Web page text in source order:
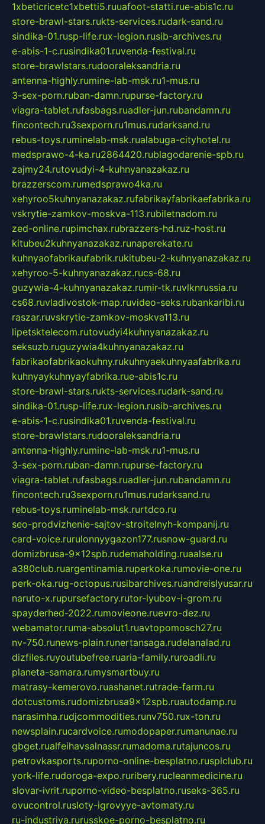
1xbeticricetc1xbetti5.ruuafoot-statti.rue-abis1c.ru
store-brawl-stars.rukts-services.rudark-sand.ru
sindika-01.rusp-life.rux-legion.rusib-archives.ru
e-abis-1-c.rusindika01.ruvenda-festival.ru
store-brawlstars.rudooraleksandria.ru
antenna-highly.rumine-lab-msk.ru1-mus.ru
3-sex-porn.ruban-damn.rupurse-factory.ru
viagra-tablet.rufasbags.ruadler-jun.rubandamn.ru
fincontech.ru3sexporn.ru1mus.rudarksand.ru
rebus-toys.ruminelab-msk.rualabuga-cityhotel.ru
medsprawo-4-ka.ru2864420.rublagodarenie-spb.ru
zajmy24.rutovudyi-4-kuhnyanazakaz.ru
brazzerscom.rumedsprawo4ka.ru
xehyroo5kuhnyanazakaz.rufabrikayfabrikaefabrika.ru
vskrytie-zamkov-moskva-113.rubiletnadom.ru
zed-online.rupimchax.rubrazzers-hd.ruz-host.ru
kitubeu2kuhnyanazakaz.runaperekate.ru
kuhnyaofabrikaufabrik.rukitubeu-2-kuhnyanazakaz.ru
xehyroo-5-kuhnyanazakaz.rucs-68.ru
guzywia-4-kuhnyanazakaz.rumir-tk.ruvlknrussia.ru
cs68.ruvladivostok-map.ruvideo-seks.rubankaribi.ru
raszar.ruvskrytie-zamkov-moskva113.ru
lipetsktelecom.rutovudyi4kuhnyanazakaz.ru
seksuzb.ruguzywia4kuhnyanazakaz.ru
fabrikaofabrikaokuhny.rukuhnyaekuhnyaafabrika.ru
kuhnyaykuhnyayfabrika.rue-abis1c.ru
store-brawl-stars.rukts-services.rudark-sand.ru
sindika-01.rusp-life.rux-legion.rusib-archives.ru
e-abis-1-c.rusindika01.ruvenda-festival.ru
store-brawlstars.rudooraleksandria.ru
antenna-highly.rumine-lab-msk.ru1-mus.ru
3-sex-porn.ruban-damn.rupurse-factory.ru
viagra-tablet.rufasbags.ruadler-jun.rubandamn.ru
fincontech.ru3sexporn.ru1mus.rudarksand.ru
rebus-toys.ruminelab-msk.rurtdco.ru
seo-prodvizhenie-sajtov-stroitelnyh-kompanij.ru
card-voice.rurulonnyygazon177.rusnow-guard.ru
domizbrusa-9x12spb.rudemaholding.ruaalse.ru
a380club.ruargentinamia.ruperkoka.rumovie-one.ru
perk-oka.rug-octopus.rusibarchives.ruandreislyusar.ru
naruto-x.rupursefactory.rutor-lyubov-i-grom.ru
spayderhed-2022.rumovieone.ruevro-dez.ru
webamator.ruma-absolut1.ruavtopomosch27.ru
nv-750.runews-plain.runertansaga.rudelanalad.ru
dizfiles.ruyoutubefree.ruaria-family.ruroadli.ru
planeta-samara.rumysmartbuy.ru
matrasy-kemerovo.ruashanet.rutrade-farm.ru
dotcustoms.rudomizbrusa9x12spb.ruautodamp.ru
narasimha.rudjcommodities.runv750.rux-ton.ru
newsplain.rucardvoice.rumodopaper.rumanunae.ru
gbget.rualfeihavsalnassr.rumadoma.rutajuncos.ru
petrovkasports.ruporno-online-besplatno.rusplclub.ru
york-life.rudoroga-expo.ruribery.rucleanmedicine.ru
slovar-ivrit.ruporno-video-besplatno.ruseks-365.ru
ovucontrol.rusloty-igrovyye-avtomaty.ru
ru-industriya.rurusskoe-porno-besplatno.ru